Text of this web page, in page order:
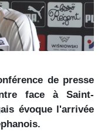
de presse
face à Saint-
évoque l'arrivée